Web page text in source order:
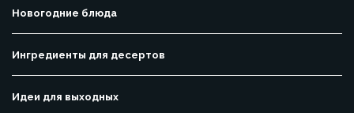
Новогодние блюда
Ингредиенты для десертов
Идеи для выходных